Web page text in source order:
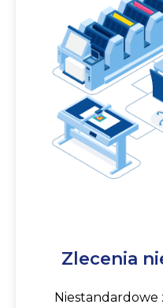
Zlecenia
Niestandardowe